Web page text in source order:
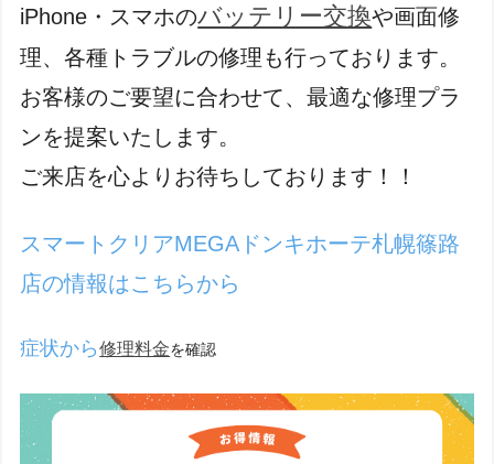
iPhone・スマホのバッテリー交換や画面修
理、各種トラブルの修理も行っております。
お客様のご要望に合わせて、最適な修理プラ
ンを提案いたします。
ご来店を心よりお待ちしております！！
スマートクリアMEGAドンキホーテ札幌篠路
店の情報はこちらから
症状から修理料金を確認